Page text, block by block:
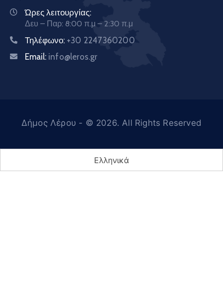
Ώρες λειτουργίας:
Δευ – Παρ: 8:00 π.μ – 2:30 π.μ
Τηλέφωνο: +30 2247360200
Email: info@leros.gr
Δήμος Λέρου - © 2026. All Rights Reserved
Ελληνικά